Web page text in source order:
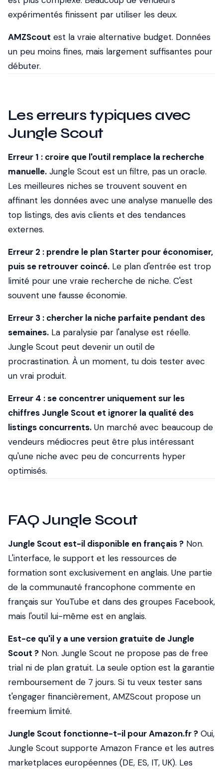
expérimentés finissent par utiliser les deux.
AMZScout est la vraie alternative budget. Données
un peu moins fines, mais largement suffisantes pour
débuter.
Les erreurs typiques avec
Jungle Scout
Erreur 1 : croire que l'outil remplace la recherche
manuelle. Jungle Scout est un filtre, pas un oracle.
Les meilleures niches se trouvent souvent en
affinant les données avec une analyse manuelle des
top listings, des avis clients et des tendances
externes.
Erreur 2 : prendre le plan Starter pour économiser,
puis se retrouver coincé. Le plan d'entrée est trop
limité pour une vraie recherche de niche. C'est
souvent une fausse économie.
Erreur 3 : chercher la niche parfaite pendant des
semaines. La paralysie par l'analyse est réelle.
Jungle Scout peut devenir un outil de
procrastination. À un moment, tu dois tester avec
un vrai produit.
Erreur 4 : se concentrer uniquement sur les
chiffres Jungle Scout et ignorer la qualité des
listings concurrents. Un marché avec beaucoup de
vendeurs médiocres peut être plus intéressant
qu'une niche avec peu de concurrents hyper
optimisés.
FAQ Jungle Scout
Jungle Scout est-il disponible en français ? Non.
L'interface, le support et les ressources de
formation sont exclusivement en anglais. Une partie
de la communauté francophone commente en
français sur YouTube et dans des groupes Facebook,
mais l'outil lui-même est en anglais.
Est-ce qu'il y a une version gratuite de Jungle
Scout ? Non. Jungle Scout ne propose pas de free
trial ni de plan gratuit. La seule option est la garantie
remboursement de 7 jours. Si tu veux tester sans
t'engager financièrement, AMZScout propose un
freemium limité.
Jungle Scout fonctionne-t-il pour Amazon.fr ? Oui,
Jungle Scout supporte Amazon France et les autres
marketplaces européennes (DE, ES, IT, UK). Les